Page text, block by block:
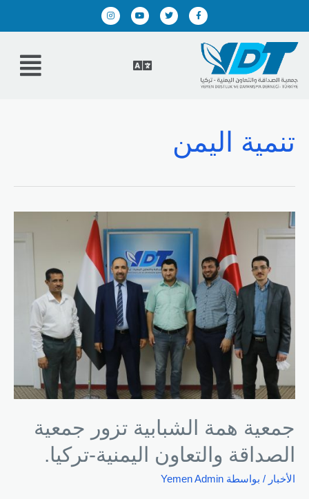
تنمية اليمن
جمعية همة الشبابية تزور جمعية
الصداقة والتعاون اليمنية-تركيا.
الأخبار / بواسطة Yemen Admin